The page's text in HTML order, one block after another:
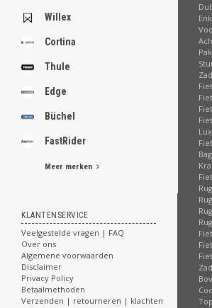
Willex
Cortina
Thule
Edge
Büchel
FastRider
Meer merken
KLANTENSERVICE
Veelgestelde vragen | FAQ
Over ons
Algemene voorwaarden
Disclaimer
Privacy Policy
Betaalmethoden
Verzenden | retourneren | klachten
.
.
.